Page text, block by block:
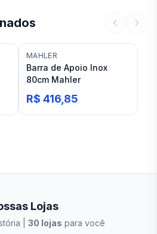
MAHLER
Barra de Apoio Inox
80cm Mahler
R$ 416,85
Lojas
| 30 lojas para você